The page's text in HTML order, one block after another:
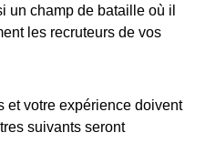
un champ de bataille où il
les recruteurs de vos
et votre expérience doivent
suivants seront